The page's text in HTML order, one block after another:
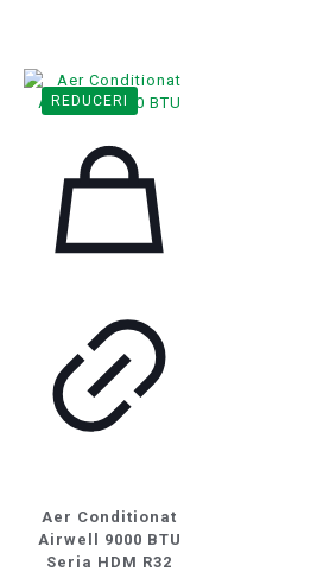
REDUCERI
Aer Conditionat
Airwell 9000 BTU
Seria HDM R32